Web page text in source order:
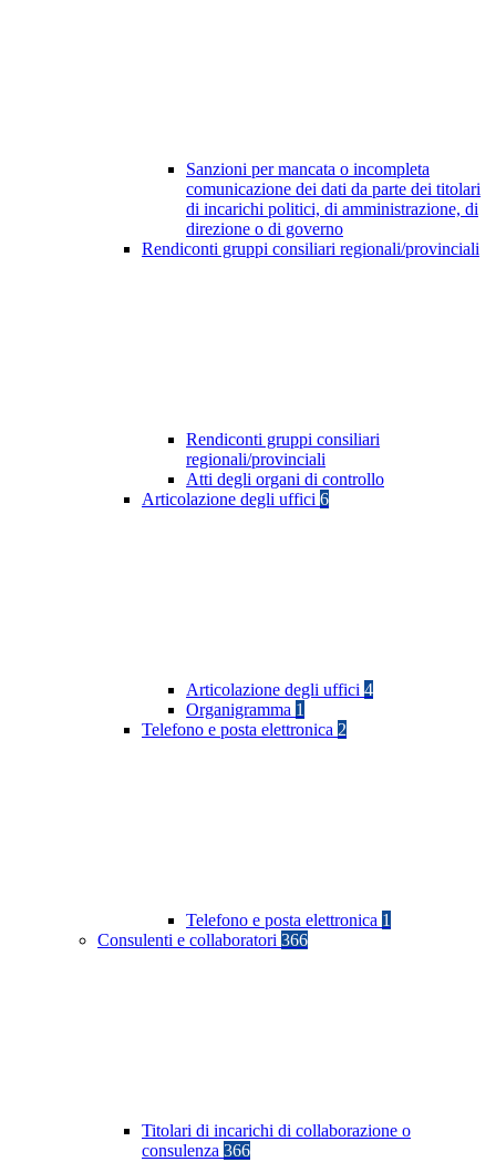
Sanzioni per mancata o incompleta
comunicazione dei dati da parte dei titolari
di incarichi politici, di amministrazione, di
direzione o di governo
Rendiconti gruppi consiliari regionali/provinciali
Rendiconti gruppi consiliari
regionali/provinciali
Atti degli organi di controllo
Articolazione degli uffici 6
Articolazione degli uffici 4
Organigramma 1
Telefono e posta elettronica 2
Telefono e posta elettronica 1
Consulenti e collaboratori 366
Titolari di incarichi di collaborazione o
consulenza 366